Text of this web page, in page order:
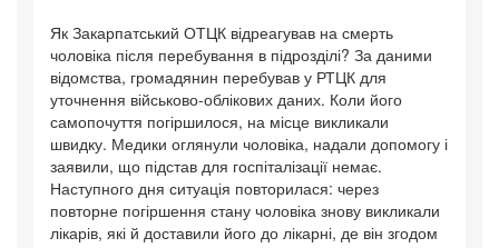
Як Закарпатський ОТЦК відреагував на смерть
чоловіка після перебування в підрозділі? За даними
відомства, громадянин перебував у РТЦК для
уточнення військово-облікових даних. Коли його
самопочуття погіршилося, на місце викликали
швидку. Медики оглянули чоловіка, надали допомогу і
заявили, що підстав для госпіталізації немає.
Наступного дня ситуація повторилася: через
повторне погіршення стану чоловіка знову викликали
лікарів, які й доставили його до лікарні, де він згодом